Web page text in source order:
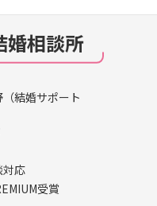
婚相談所
結婚サポート
対応
受賞